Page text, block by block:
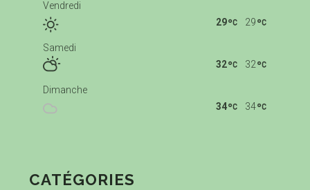
Vendredi
29
29
Samedi
32
32
Dimanche
34
34
CATÉGORIES